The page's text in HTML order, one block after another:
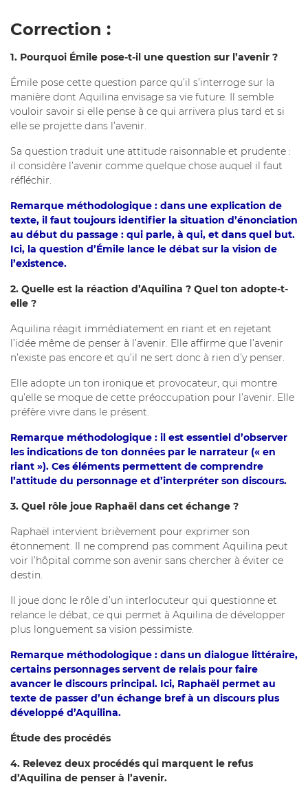
Correction :
1. Pourquoi Émile pose-t-il une question sur l’avenir ?
Émile pose cette question parce qu’il s’interroge sur la
manière dont Aquilina envisage sa vie future. Il semble
vouloir savoir si elle pense à ce qui arrivera plus tard et si
elle se projette dans l’avenir.
Sa question traduit une attitude raisonnable et prudente :
il considère l’avenir comme quelque chose auquel il faut
réfléchir.
Remarque méthodologique : dans une explication de
texte, il faut toujours identifier la situation d’énonciation
au début du passage : qui parle, à qui, et dans quel but.
Ici, la question d’Émile lance le débat sur la vision de
l’existence.
2. Quelle est la réaction d’Aquilina ? Quel ton adopte-t-
elle ?
Aquilina réagit immédiatement en riant et en rejetant
l’idée même de penser à l’avenir. Elle affirme que l’avenir
n’existe pas encore et qu’il ne sert donc à rien d’y penser.
Elle adopte un ton ironique et provocateur, qui montre
qu’elle se moque de cette préoccupation pour l’avenir. Elle
préfère vivre dans le présent.
Remarque méthodologique : il est essentiel d’observer
les indications de ton données par le narrateur (« en
riant »). Ces éléments permettent de comprendre
l’attitude du personnage et d’interpréter son discours.
3. Quel rôle joue Raphaël dans cet échange ?
Raphaël intervient brièvement pour exprimer son
étonnement. Il ne comprend pas comment Aquilina peut
voir l’hôpital comme son avenir sans chercher à éviter ce
destin.
Il joue donc le rôle d’un interlocuteur qui questionne et
relance le débat, ce qui permet à Aquilina de développer
plus longuement sa vision pessimiste.
Remarque méthodologique : dans un dialogue littéraire,
certains personnages servent de relais pour faire
avancer le discours principal. Ici, Raphaël permet au
texte de passer d’un échange bref à un discours plus
développé d’Aquilina.
Étude des procédés
4. Relevez deux procédés qui marquent le refus
d’Aquilina de penser à l’avenir.